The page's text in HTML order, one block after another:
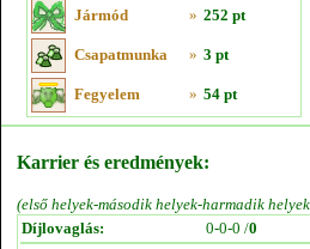
Jármód » 252 pt
Csapatmunka » 3 pt
Fegyelem » 54 pt
Karrier és eredmények:
(első helyek-második helyek-harmadik
Díjlovaglás:
0-0-0 /0